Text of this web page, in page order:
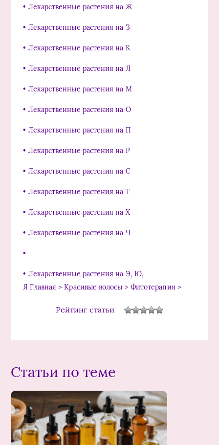
• Лекарственные растения на Ж
• Лекарственные растения на З
• Лекарственные растения на К
• Лекарственные растения на Л
• Лекарственные растения на М
• Лекарственные растения на О
• Лекарственные растения на П
• Лекарственные растения на Р
• Лекарственные растения на С
• Лекарственные растения на Т
• Лекарственные растения на Х
• Лекарственные растения на Ч
•
• Лекарственные растения на Э, Ю,
Я Главная > Красивые волосы > Фитотерапия >
Рейтинг статьи
Статьи по теме